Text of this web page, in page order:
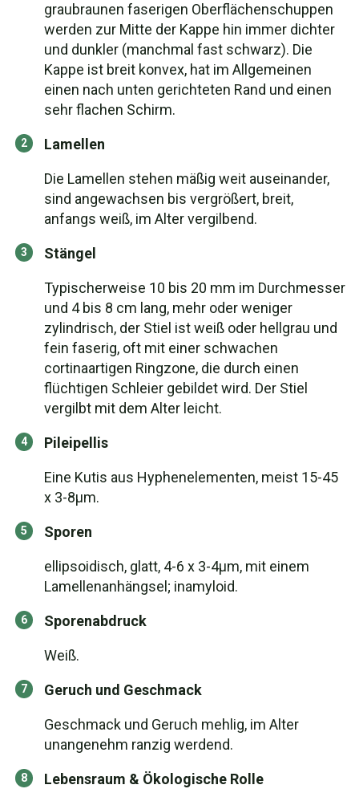
graubraunen faserigen Oberflächenschuppen
werden zur Mitte der Kappe hin immer dichter
und dunkler (manchmal fast schwarz). Die
Kappe ist breit konvex, hat im Allgemeinen
einen nach unten gerichteten Rand und einen
sehr flachen Schirm.
Lamellen
Die Lamellen stehen mäßig weit auseinander,
sind angewachsen bis vergrößert, breit,
anfangs weiß, im Alter vergilbend.
Stängel
Typischerweise 10 bis 20 mm im Durchmesser
und 4 bis 8 cm lang, mehr oder weniger
zylindrisch, der Stiel ist weiß oder hellgrau und
fein faserig, oft mit einer schwachen
cortinaartigen Ringzone, die durch einen
flüchtigen Schleier gebildet wird. Der Stiel
vergilbt mit dem Alter leicht.
Pileipellis
Eine Kutis aus Hyphenelementen, meist 15-45
x 3-8μm.
Sporen
ellipsoidisch, glatt, 4-6 x 3-4μm, mit einem
Lamellenanhängsel; inamyloid.
Sporenabdruck
Weiß.
Geruch und Geschmack
Geschmack und Geruch mehlig, im Alter
unangenehm ranzig werdend.
Lebensraum & Ökologische Rolle